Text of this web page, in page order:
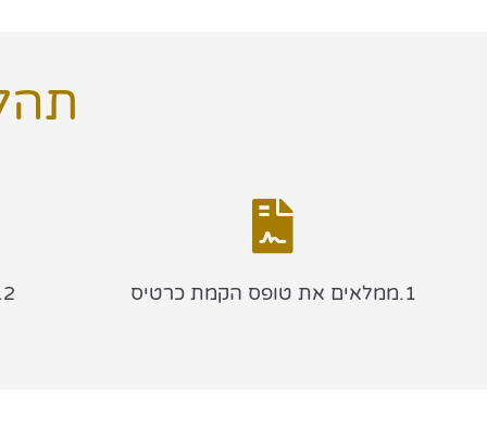
1.ממלאים את טופס הקמת כרטיס 2.בוחרים את סוג הכרטיס והחבילה